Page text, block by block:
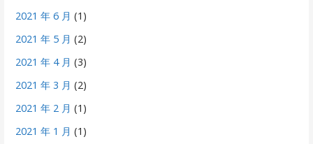
2021 年 6 月 (1)
2021 年 5 月 (2)
2021 年 4 月 (3)
2021 年 3 月 (2)
2021 年 2 月 (1)
2021 年 1 月 (1)